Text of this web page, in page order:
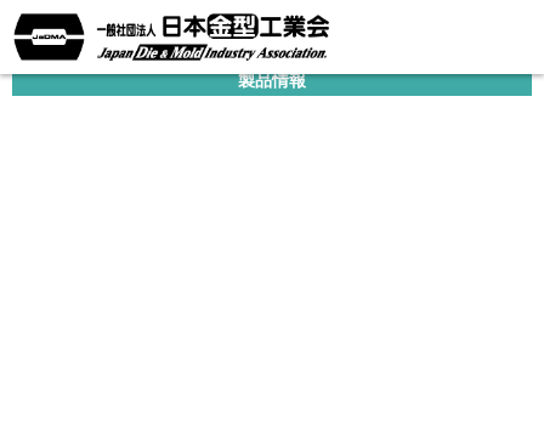
企業情報
製品情報